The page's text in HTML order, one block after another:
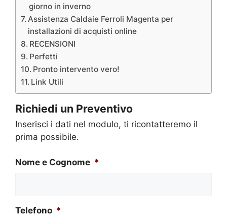
giorno in inverno
Assistenza Caldaie Ferroli Magenta per
installazioni di acquisti online
RECENSIONI
Perfetti
Pronto intervento vero!
Link Utili
Richiedi un Preventivo
Inserisci i dati nel modulo, ti ricontatteremo il
prima possibile.
Nome e Cognome *
Telefono *